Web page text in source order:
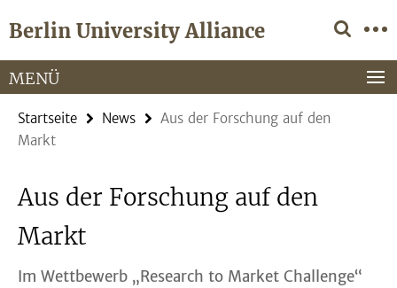
direkt
Inhalt
Berlin University Alliance
Service-
Navigation
MENÜ
Startseite News
Aus der Forschung auf den
Markt
Aus der Forschung auf den
Markt
Im Wettbewerb „Research to Market Challenge“